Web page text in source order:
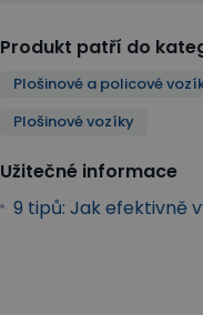
Produkt patří do
Plošinové a policové
Plošinové vozíky
Užitečné informace
9 tipů: Jak efektivně